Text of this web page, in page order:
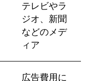
テレビやラ
ジオ、新聞
などのメデ
ィア
広告費用に